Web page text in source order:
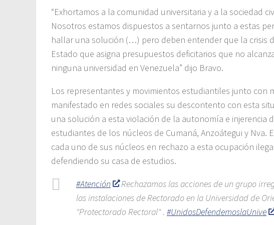
“Exhortamos a la comunidad universitaria y a la sociedad
Nosotros estamos dispuestos a sentarnos junto a estas
hallar una solución (…) pero deben entender que la crisis
Estado que asigna presupuestos deficitarios que no
ninguna universidad en Venezuela” dijo Bravo.
Los representantes y movimientos estudiantiles junto con
manifestado en redes sociales su descontento con esta
una solución a esta violación de la autonomía e injerencia
estudiantes de los núcleos de Cumaná, Anzoátegui y
cada uno de sus núcleos en rechazo a esta ocupación
defendiendo su casa de estudios.
#Atención
Rechazamos las acciones de un grupo
las instalaciones de Rectorado en la Universidad de
"Protectorado Rectoral" . #UnidosDefendemoslaUnive